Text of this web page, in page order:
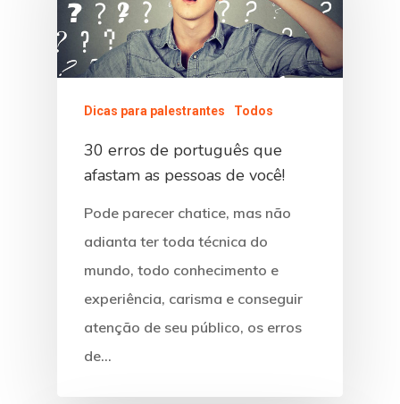
Dicas para palestrantes Todos
30 erros de português que
afastam as pessoas de você!
Pode parecer chatice, mas não
adianta ter toda técnica do
mundo, todo conhecimento e
experiência, carisma e conseguir
atenção de seu público, os erros
de…